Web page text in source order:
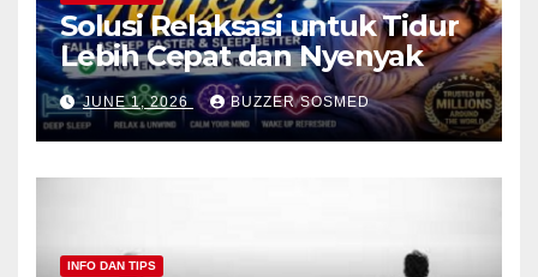
Solusi Relaksasi untuk Tidur
Lebih Cepat dan Nyenyak
JUNE 1, 2026 BUZZER SOSMED
INFO DAN TIPS